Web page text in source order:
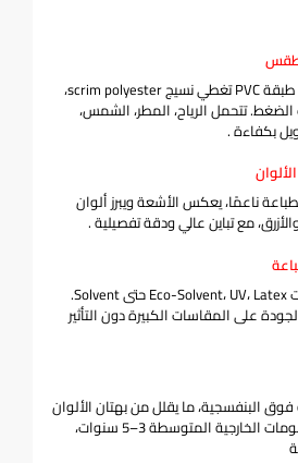
تحتوي خامة البانر الكوتيد على طبقة PVC تغطي نسيج scrim polyester،
الضغط. تتحمل الرياح، المطر، الشمس،
بكفاءة.
ناعمًا، يعكس الأشعة ويبرز ألوان
مع تباين عالي ودقة تفصيلية.
يدعم الطباعة باستخدام طابعات Eco-Solvent، UV، Latex حتى Solvent.
على المقاسات الكبيرة دون التأثير
البنفسجية، ما يقلل من بهتان الألوان
مع الوقت. يمكن أن تدوم الرسومات الخارجية المتوسطة 3–5 سنوات،